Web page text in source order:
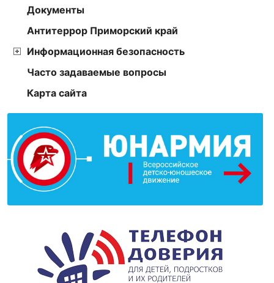
Документы
Антитеррор Приморский край
Информационная безопасность
Часто задаваемые вопросы
Карта сайта